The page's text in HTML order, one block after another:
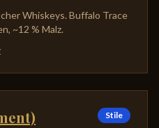
Whiskeys. Buffalo Trace
~12 % Malz.
Stile